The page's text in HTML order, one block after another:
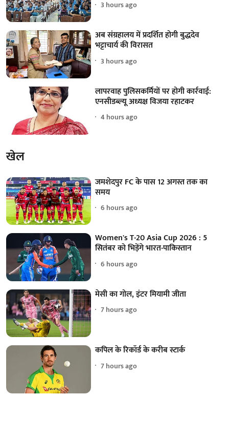
3 hours ago
अब संग्रहालय में प्रदर्शित होगी बुद्धदेव
भट्टाचार्य की विरासत
3 hours ago
लापरवाह पुलिसकर्मियों पर होगी कार्रवाई:
एनसीडब्ल्यू अध्यक्ष विजया रहाटकर
4 hours ago
खेल
जमशेदपुर FC के पास 12 अगस्त तक का
समय
6 hours ago
Women's T-20 Asia Cup 2026 : 5
सितंबर को भिड़ेंगे भारत-पाकिस्तान
6 hours ago
मेसी का गोल, इंटर मियामी जीता
7 hours ago
कपिल के रिकॉर्ड के करीब स्टार्क
7 hours ago